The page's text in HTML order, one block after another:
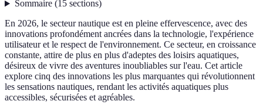
Sommaire(15 sections)
En 2026, le secteur nautique est en pleine effervescence, avec des
innovations profondément ancrées dans la technologie, l'expérience
utilisateur et le respect de l'environnement. Ce secteur, en croissance
constante, attire de plus en plus d'adeptes des loisirs aquatiques,
désireux de vivre des aventures inoubliables sur l'eau. Cet article
explore cinq des innovations les plus marquantes qui révolutionnent
les sensations nautiques, rendant les activités aquatiques plus
accessibles, sécurisées et agréables.